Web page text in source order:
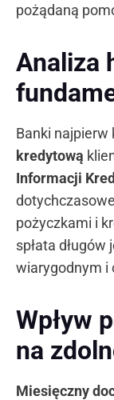
pożądaną
Analiza
Banki najpierw
kredytową
Informacji
pożyczkami i
spłata
wiarygodnym i
Wpływ
na
Miesięczny